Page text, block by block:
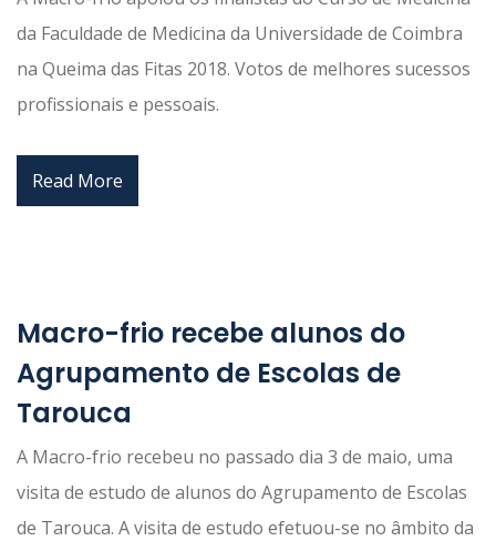
da Faculdade de Medicina da Universidade de Coimbra
na Queima das Fitas 2018. Votos de melhores sucessos
profissionais e pessoais.
Read More
Macro-frio recebe alunos do
Agrupamento de Escolas de
Tarouca
A Macro-frio recebeu no passado dia 3 de maio, uma
visita de estudo de alunos do Agrupamento de Escolas
de Tarouca. A visita de estudo efetuou-se no âmbito da